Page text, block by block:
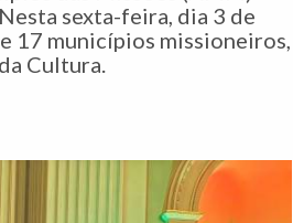
sexta-feira, dia 3 de
17 municípios missioneiros,
Cultura.